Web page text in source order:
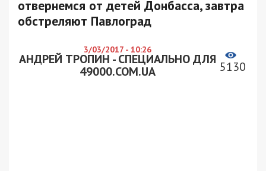
отвернемся от детей Донбасса, завтра
обстреляют Павлоград
3/03/2017 - 10:26
АНДРЕЙ ТРОПИН - СПЕЦИАЛЬНО ДЛЯ
49000.COM.UA
5130